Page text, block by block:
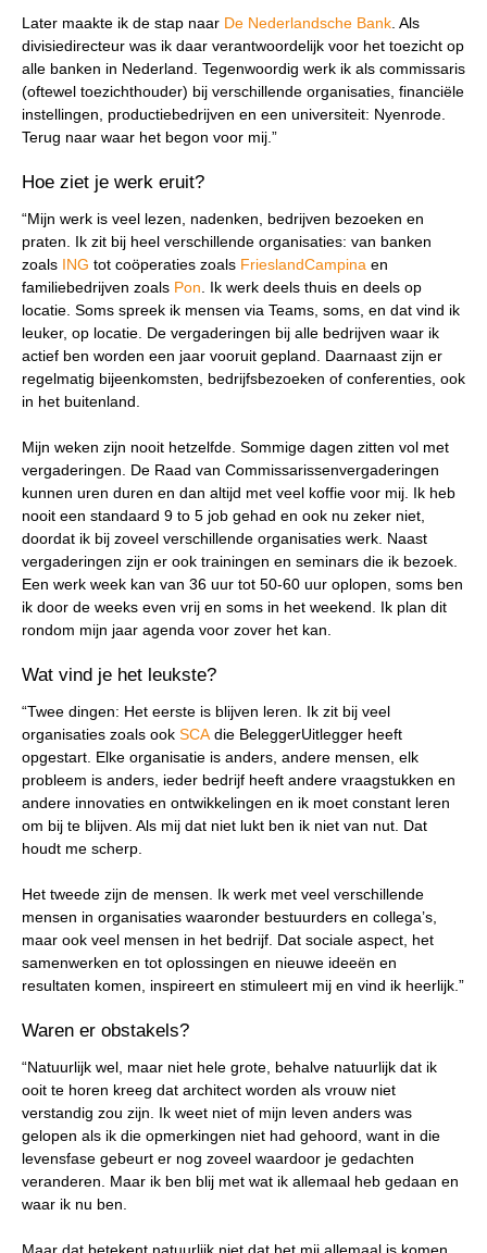
Later maakte ik de stap naar De Nederlandsche Bank. Als
divisiedirecteur was ik daar verantwoordelijk voor het toezicht op
alle banken in Nederland. Tegenwoordig werk ik als commissaris
(oftewel toezichthouder) bij verschillende organisaties, financiële
instellingen, productiebedrijven en een universiteit: Nyenrode.
Terug naar waar het begon voor mij.”
Hoe ziet je werk eruit?
“Mijn werk is veel lezen, nadenken, bedrijven bezoeken en
praten. Ik zit bij heel verschillende organisaties: van banken
zoals ING tot coöperaties zoals FrieslandCampina en
familiebedrijven zoals Pon. Ik werk deels thuis en deels op
locatie. Soms spreek ik mensen via Teams, soms, en dat vind ik
leuker, op locatie. De vergaderingen bij alle bedrijven waar ik
actief ben worden een jaar vooruit gepland. Daarnaast zijn er
regelmatig bijeenkomsten, bedrijfsbezoeken of conferenties, ook
in het buitenland.
Mijn weken zijn nooit hetzelfde. Sommige dagen zitten vol met
vergaderingen. De Raad van Commissarissenvergaderingen
kunnen uren duren en dan altijd met veel koffie voor mij. Ik heb
nooit een standaard 9 to 5 job gehad en ook nu zeker niet,
doordat ik bij zoveel verschillende organisaties werk. Naast
vergaderingen zijn er ook trainingen en seminars die ik bezoek.
Een werk week kan van 36 uur tot 50-60 uur oplopen, soms ben
ik door de weeks even vrij en soms in het weekend. Ik plan dit
rondom mijn jaar agenda voor zover het kan.
Wat vind je het leukste?
“Twee dingen: Het eerste is blijven leren. Ik zit bij veel
organisaties zoals ook SCAdie BeleggerUitlegger heeft
opgestart. Elke organisatie is anders, andere mensen, elk
probleem is anders, ieder bedrijf heeft andere vraagstukken en
andere innovaties en ontwikkelingen en ik moet constant leren
om bij te blijven. Als mij dat niet lukt ben ik niet van nut. Dat
houdt me scherp.
Het tweede zijn de mensen. Ik werk met veel verschillende
mensen in organisaties waaronder bestuurders en collega’s,
maar ook veel mensen in het bedrijf. Dat sociale aspect, het
samenwerken en tot oplossingen en nieuwe ideeën en
resultaten komen, inspireert en stimuleert mij en vind ik heerlijk.”
Waren er obstakels?
“Natuurlijk wel, maar niet hele grote, behalve natuurlijk dat ik
ooit te horen kreeg dat architect worden als vrouw niet
verstandig zou zijn. Ik weet niet of mijn leven anders was
gelopen als ik die opmerkingen niet had gehoord, want in die
levensfase gebeurt er nog zoveel waardoor je gedachten
veranderen. Maar ik ben blij met wat ik allemaal heb gedaan en
waar ik nu ben.